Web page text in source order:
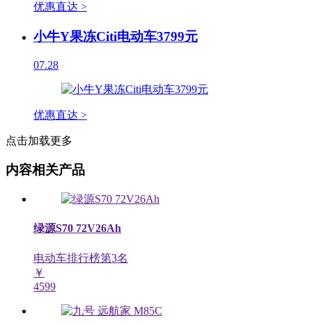
优惠直达 >
小牛Y果冻Citi电动车3799元
07.28
优惠直达 >
点击加载更多
内容相关产品
绿源S70 72V26Ah
电动车排行榜第3名
￥
4599